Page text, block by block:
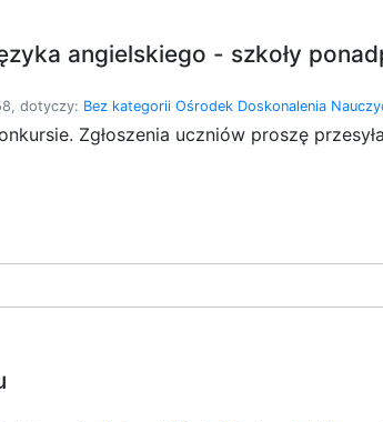
angielskiego - szkoły
dotyczy: Bez kategorii Ośrodek Doskonalenia
Zgłoszenia uczniów proszę